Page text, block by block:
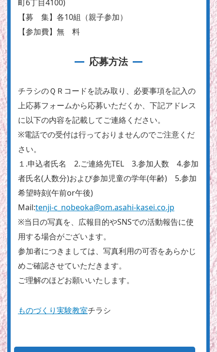
町6丁目4100)
【募 集】各10組（親子参加）
【参加費】無 料
応募方法
チラシのＱＲコードを読み取り、必要事項を記入の
上応募フォームから応募いただくか、下記アドレス
に以下の内容を記載してご連絡ください。
※電話での受付は行っておりませんのでご注意くだ
さい。
１.申込者氏名 2.ご連絡先TEL 3.参加人数 4.参加
者氏名(人数分)および参加児童の学年(年齢) 5.参加
希望時刻(午前or午後)
Mail:tenji-c_nobeoka@om.asahi-kasei.co.jp
※当日の写真を、広報目的やSNSでの活動報告に使
用する場合がございます。
参加者につきましては、写真利用の可否をあらかじ
めご確認させていただきます。
ご理解のほどお願いいたします。
ものづくり実験教室チラシ